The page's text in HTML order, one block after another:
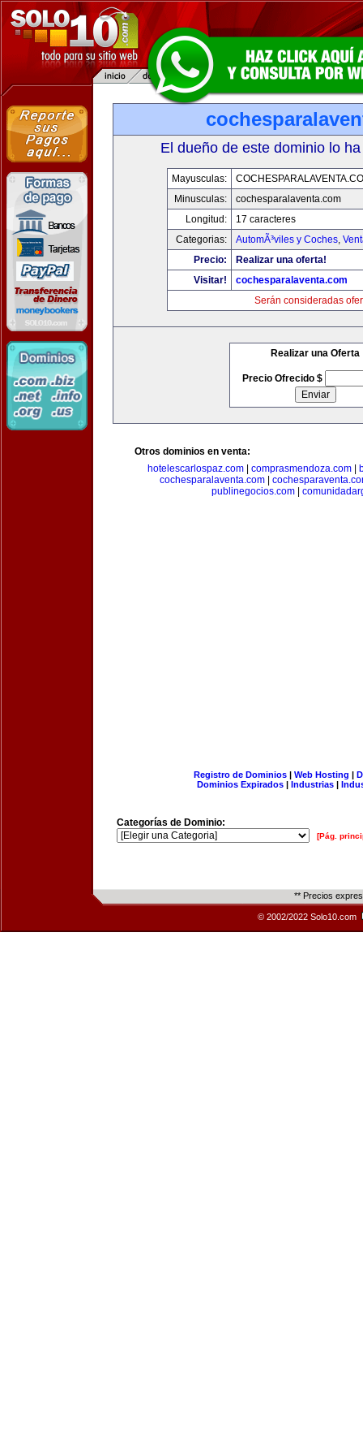
El dueño de este dominio lo
Mayusculas:
Minusculas:
cochesparalaventa.com
Longitud:
17 caracteres
Categorias:
AutomÃ³viles y Coches,
Precio:
Realizar una oferta!
Visitar!
cochesparalaventa.com
Serán consideradas
Realizar una Oferta
Precio Ofrecido $
Otros dominios en venta:
hotelescarlospaz.com| comprasmendoza.com|
cochesparalaventa.com
publinegocios.com|
Registro de Dominios| Web Hosting |
Dominios Expirados | Industrias |
Categorías de Dominio:
[Pág.
** Precios
© 2002/2022 Solo10.com